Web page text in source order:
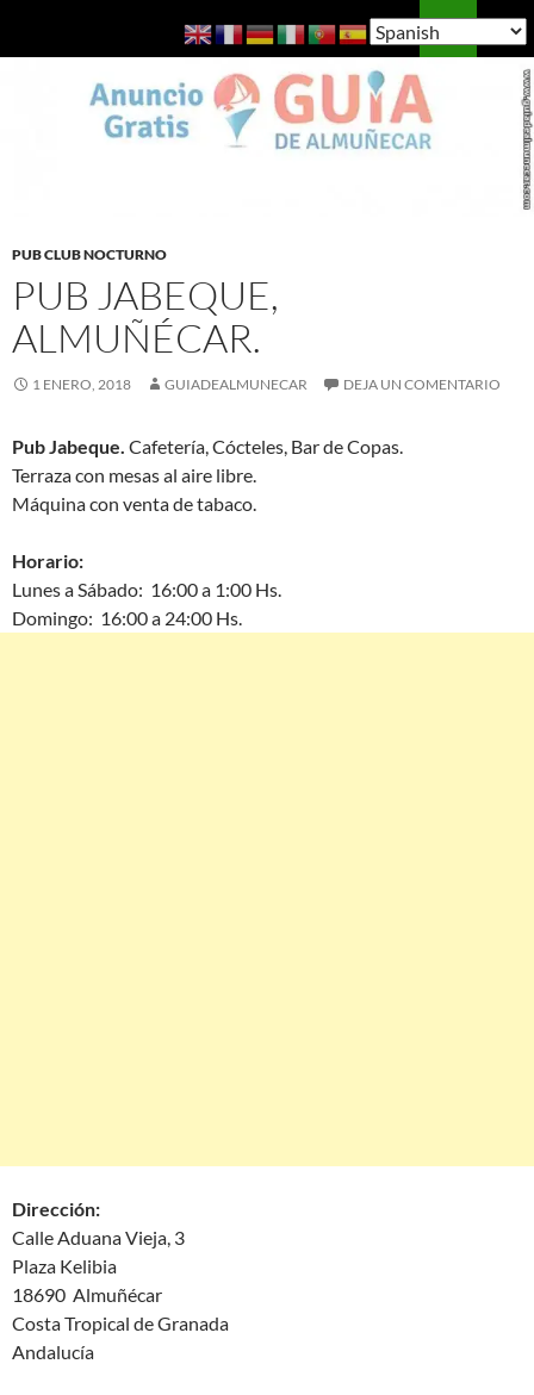
Guía de Almuñécar
MENÚ
PUB CLUB NOCTURNO
PUB JABEQUE,
ALMUÑÉCAR.
1 ENERO, 2018 GUIADEALMUNECAR DEJA UN COMENTARIO
Pub Jabeque. Cafetería, Cócteles, Bar de Copas.
Terraza con mesas al aire libre.
Máquina con venta de tabaco.
Horario:
Lunes a Sábado: 16:00 a 1:00 Hs.
Domingo: 16:00 a 24:00 Hs.
Dirección:
Calle Aduana Vieja, 3
Plaza Kelibia
18690 Almuñécar
Costa Tropical de Granada
Andalucía